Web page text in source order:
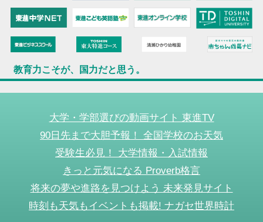
教育力こそが、国力だと思う。
大学・学部選びの動画サイト 東進TV
90日先まで大胆予報！ 全国学校のお天気
受験生必見！ 大学情報・入試情報
きっと元気になる Proverb格言
将来の夢や進路を見つけよう 未来発見サイト
時刻も天気もイベントも掲載! ナガセ世界時計